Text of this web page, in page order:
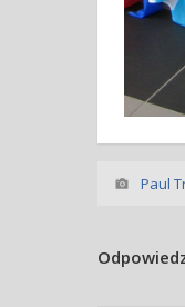
Paul